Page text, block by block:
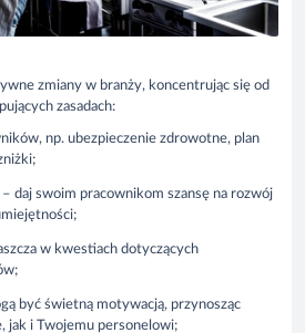
zmiany w branży, koncentrując się od
zasadach:
np. ubezpieczenie zdrowotne, plan
daj swoim pracownikom szansę na rozwój
w kwestiach dotyczących
być świetną motywacją, przynosząc
jak i Twojemu personelowi;